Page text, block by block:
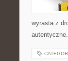
wyrasta z